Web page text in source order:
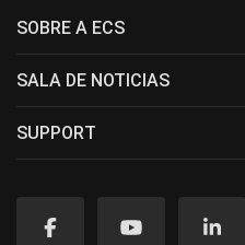
SOBRE A ECS
SALA DE NOTICIAS
SUPPORT